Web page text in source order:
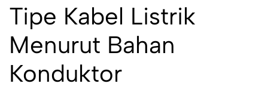
Tipe Kabel Listrik
Menurut Bahan
Konduktor